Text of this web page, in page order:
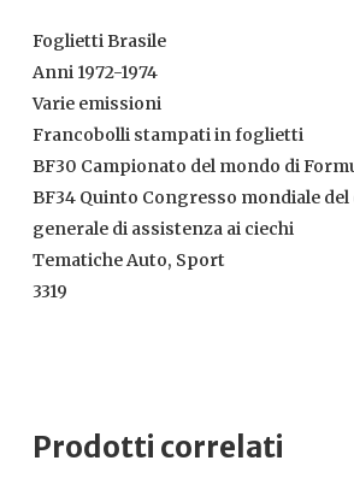
Foglietti Brasile
Anni 1972-1974
Varie emissioni
Francobolli stampati in foglietti
BF30 Campionato del mondo di
BF34 Quinto Congresso mondiale
generale di assistenza ai ciechi
Tematiche Auto, Sport
3319
Prodotti correlati